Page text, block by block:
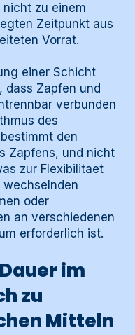
zu einem
Zeitpunkt aus
Vorrat.
einer Schicht
dass Zapfen und
verbunden
des
den
Zapfens, und nicht
zur Flexibilitaet
oder
an verschiedenen
erforderlich ist.
im
zu
Mitteln